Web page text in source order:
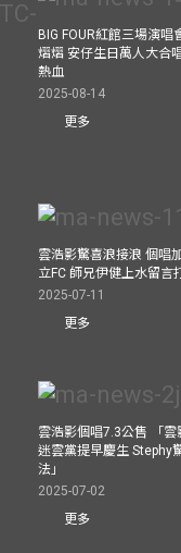
BIG FOUR紅館三場演
熠熠 安仔生日萬人大合
熱血
2025-08-14
更多
雲浩影驚喜浪接浪 個唱
立FC 師兄伊健上水留言
2025-07-11
更多
雲浩影個唱7.3公售 「
迷雲黨提早慶生 Stephy
法」
2025-07-02
更多